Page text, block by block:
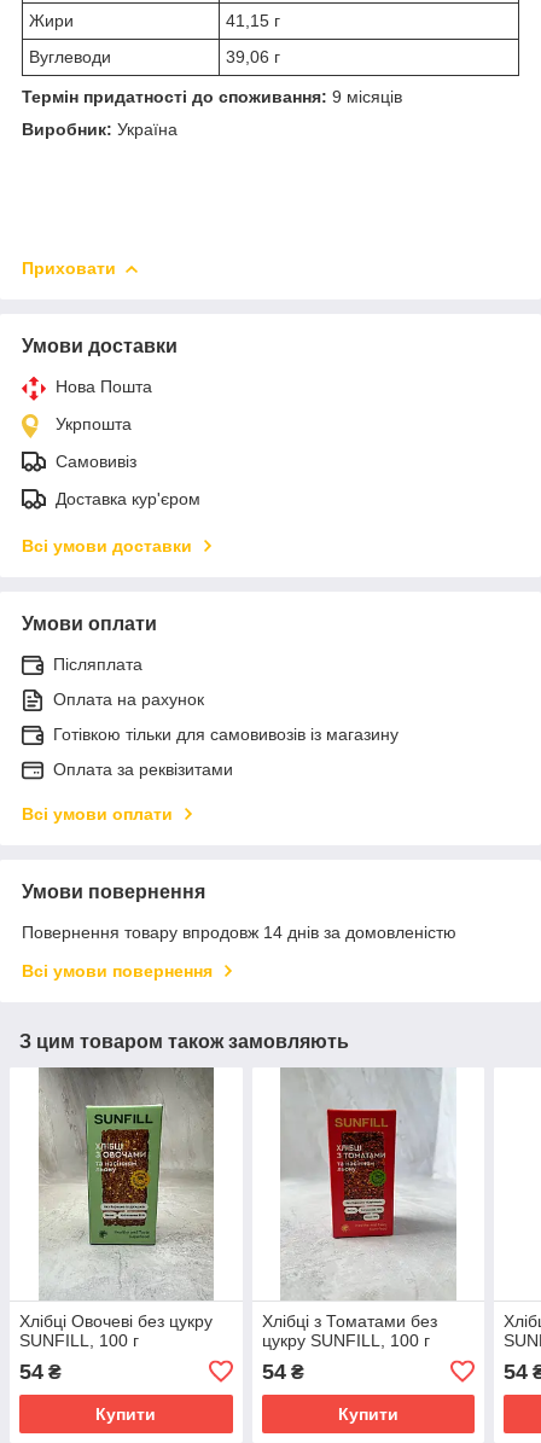
Жири
41,15 г
Вуглеводи
39,06 г
Термін придатності до споживання: 9 місяців
Виробник: Україна
Приховати
Умови доставки
Нова Пошта
Укрпошта
Самовивіз
Доставка кур'єром
Всі умови доставки
Умови оплати
Післяплата
Оплата на рахунок
Готівкою тільки для самовивозів із магазину
Оплата за реквізитами
Всі умови оплати
Умови повернення
Повернення товару впродовж 14 днів за домовленістю
Всі умови повернення
З цим товаром також замовляють
Хлібці Овочеві без цукру
SUNFILL, 100 г
54 ₴
Купити
Хлібці з Томатами без
цукру SUNFILL, 100 г
54₴
Купити
54